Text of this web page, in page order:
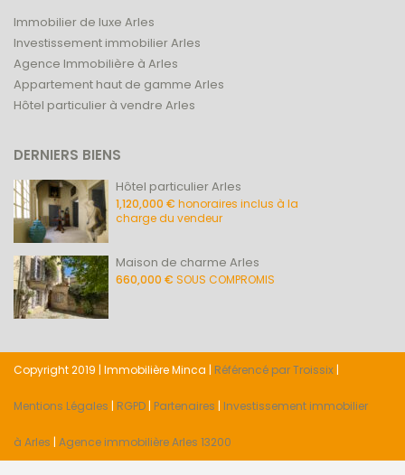
Immobilier de luxe Arles
Investissement immobilier Arles
Agence Immobilière à Arles
Appartement haut de gamme Arles
Hôtel particulier à vendre Arles
DERNIERS BIENS
Hôtel particulier Arles
1,120,000 € honoraires inclus à la
charge du vendeur
Maison de charme Arles
660,000 € SOUS COMPROMIS
Copyright 2019 | Immobilière Minca | Référencé par Troissix |
Mentions Légales | RGPD | Partenaires | Investissement immobilier
à Arles | Agence immobilière Arles 13200